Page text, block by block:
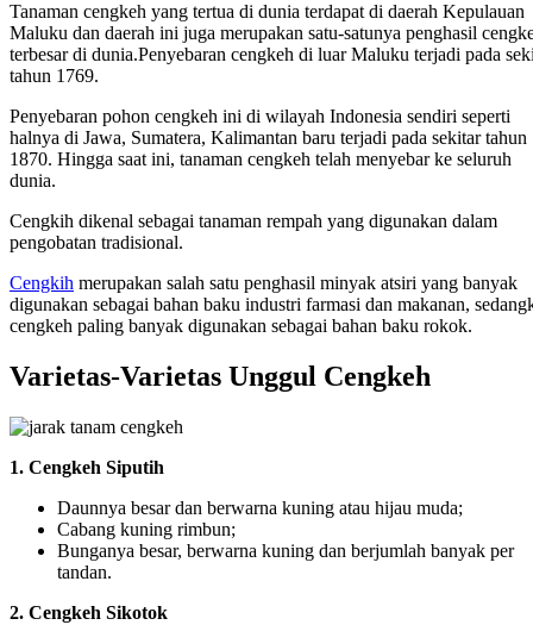
Tanaman cengkeh yang tertua di dunia terdapat di daerah Kepulauan
Maluku dan daerah ini juga merupakan satu-satunya penghasil
terbesar di dunia.Penyebaran cengkeh di luar Maluku terjadi pada
tahun 1769.
Penyebaran pohon cengkeh ini di wilayah Indonesia sendiri seperti
halnya di Jawa, Sumatera, Kalimantan baru terjadi pada sekitar tahun
1870. Hingga saat ini, tanaman cengkeh telah menyebar ke seluruh
dunia.
Cengkih dikenal sebagai tanaman rempah yang digunakan dalam
pengobatan tradisional.
Cengkih merupakan salah satu penghasil minyak atsiri yang banyak
digunakan sebagai bahan baku industri farmasi dan makanan,
cengkeh paling banyak digunakan sebagai bahan baku rokok.
Varietas-Varietas Unggul Cengkeh
1. Cengkeh Siputih
Daunnya besar dan berwarna kuning atau hijau muda;
Cabang kuning rimbun;
Bunganya besar, berwarna kuning dan berjumlah banyak per
tandan.
2. Cengkeh Sikotok